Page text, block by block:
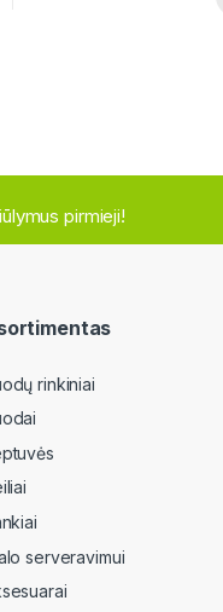
pirmieji!
rinkiniai
serveravimui